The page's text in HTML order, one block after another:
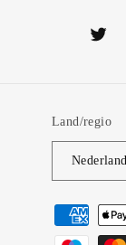
Land/regio